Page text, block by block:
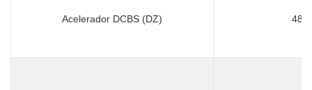
Acelerador DCBS (DZ)